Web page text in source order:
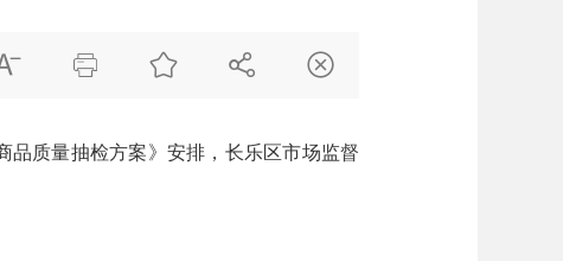
   
品质量抽检方案》安排，长乐区市场监督